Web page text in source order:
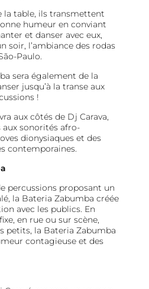
la table, ils transmettent
humeur en conviant
et danser avec eux,
soir, l’ambiance des rodas
Paulo.
sera également de la
jusqu’à la transe aux
!
aux côtés de Dj Carava,
aux sonorités afro-
dionysiaques et des
contemporaines.
percussions proposant un
la Bateria Zabumba créée
avec les publics. En
en rue ou sur scène,
petits, la Bateria Zabumba
contagieuse et des